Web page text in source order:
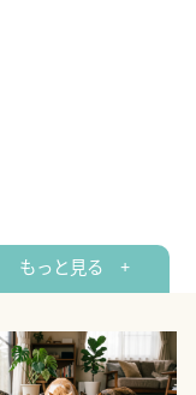
もっと見る +